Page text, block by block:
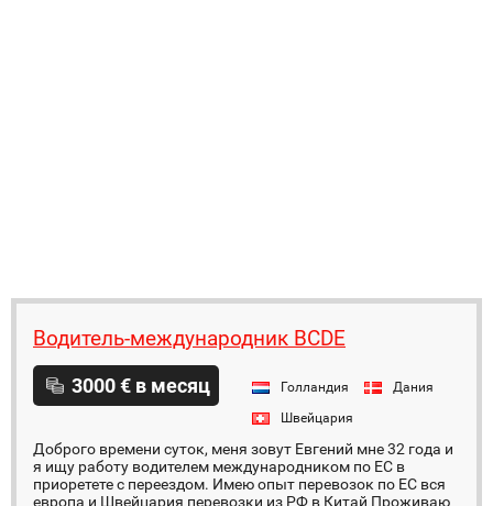
Водитель-международник ВСDЕ
3000 € в месяц Голландия
Дания
Швейцария
Доброго времени суток, меня зовут Евгений мне 32 года и
я ищу работу водителем международником по ЕС в
приоретете с переездом. Имею опыт перевозок по ЕС вся
европа и Швейцария перевозки из РФ в Китай Проживаю